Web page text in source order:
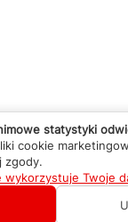
statystyki
cookie
zgody.
wykorzystuje Twoje